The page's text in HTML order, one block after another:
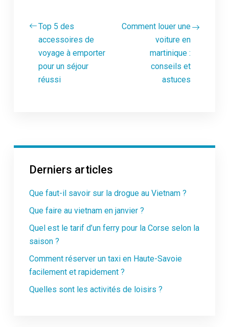
Top 5 des
accessoires de
voyage à emporter
pour un séjour
réussi
Comment louer une
voiture en
martinique :
conseils et
astuces
Derniers articles
Que faut-il savoir sur la drogue au Vietnam ?
Que faire au vietnam en janvier ?
Quel est le tarif d’un ferry pour la Corse selon la
saison ?
Comment réserver un taxi en Haute-Savoie
facilement et rapidement ?
Quelles sont les activités de loisirs ?